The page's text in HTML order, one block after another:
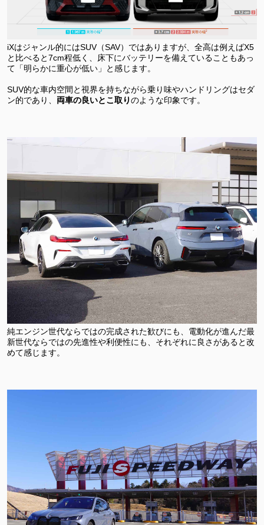
iXはジャンル的にはSUV（SAV）ではありますが、全高は例えばX5
と比べると7cm程低く、床下にバッテリーを備えていることもあっ
て「明らかに重心が低い」と感じます。
SUV的な車内空間と視界を持ちながら乗り味やハンドリングはセダ
ン的であり、 両車の良いとこ取りのような印象です。
純エンジン世代ならではの完成された歓びにも、電動化が進んだ最
新世代ならではの先進性や利便性にも、それぞれに良さがあると改
めて感じます。